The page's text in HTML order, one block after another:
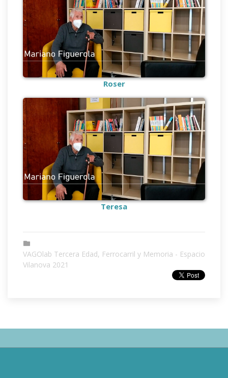
Roser
Teresa
VAGOlab Tercera Edad, Ferrocarril y Memoria - Espacio
Vilanova 2021